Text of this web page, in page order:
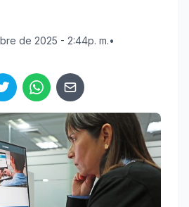
de 2025 - 2:44p. m.•